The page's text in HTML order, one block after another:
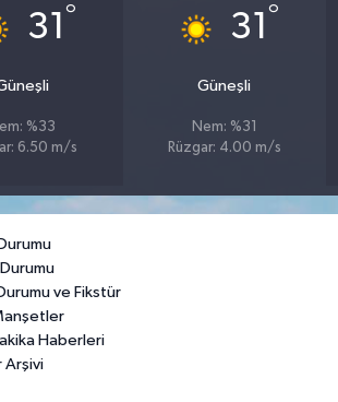
31 °
%33
6.50 m/s
31 °
Güneşli
Nem: %31
Rüzgar: 4.00 m/s
ve Fikstür
Haberleri
Arşivi